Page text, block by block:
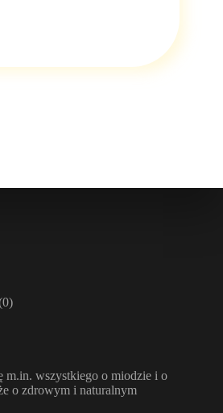
m.in. wszystkiego o miodzie i o
o zdrowym i naturalnym